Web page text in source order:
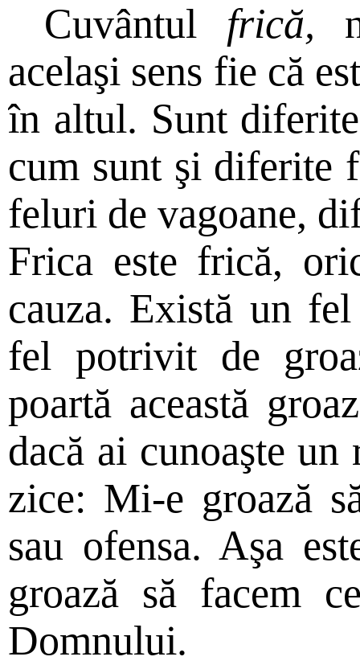
Cuvântul frică,
acelaşi sens fie că
în altul. Sunt
cum sunt şi diferite
feluri de vagoane,
Frica este frică,
cauza. Există un
fel potrivit de
poartă această
dacă ai cunoaşte
zice: Mi-e groază
sau ofensa. Aşa
groază să facem
Domnului.